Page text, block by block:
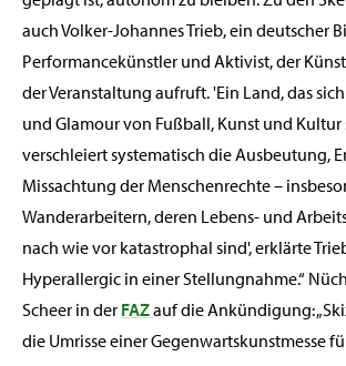
auch Volker-Johannes Trieb, ein deutscher
Performancekünstler und Aktivist, der
der Veranstaltung aufruft. 'Ein Land, das
und Glamour von Fußball, Kunst und Kultur
verschleiert systematisch die Ausbeutung,
Missachtung der Menschenrechte –
Wanderarbeitern, deren Lebens- und
nach wie vor katastrophal sind', erklärte
Hyperallergic in einer Stellungnahme.“
Scheer in der FAZauf die Ankündigung:
die Umrisse einer Gegenwartskunstmesse